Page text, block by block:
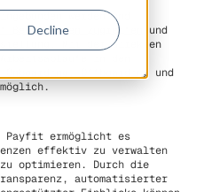
Decline
werden und
Bewertungen zugreifen
und
Mit der direkten
Onboarding, Offboarding und
Payfit ermöglicht es
effektiv zu verwalten
optimieren. Durch die
automatisierter